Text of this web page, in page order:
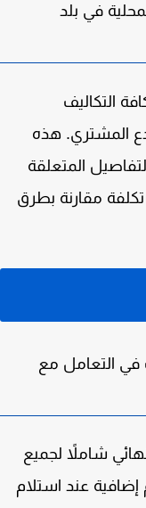
في بلد
التكاليف
هذه
المتعلقة
مقارنة بطرق
التعامل مع
شاملاً لجميع
عند استلام